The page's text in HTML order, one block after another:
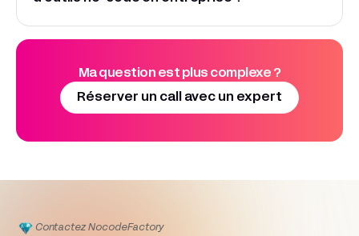
Ma question est plus complexe ?
Réserver un call avec un expert
Contactez NocodeFactory